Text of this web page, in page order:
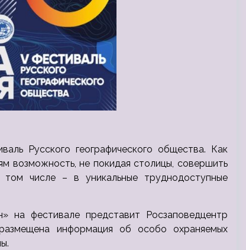
Русского географического общества. Как
возможность, не покидая столицы, совершить
числе – в уникальные труднодоступные
на фестивале представит Росзаповедцентр
информация об особо охраняемых